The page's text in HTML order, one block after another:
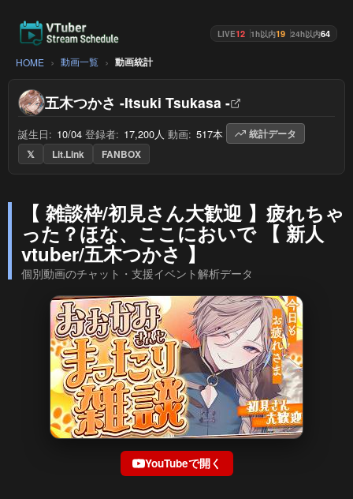
LIVE12 1h以内19 24h以内64
HOME 動画一覧 動画統計
五木つかさ -Itsuki Tsukasa -
誕生日: 10/04 登録者: 17,200人 動画: 517本
統計データ
𝕏
Lit.Link FANBOX
【 雑談枠/初見さん大歓迎 】疲れちゃ
った？ほな、ここにおいで 【 新人
vtuber/五木つかさ 】
個別動画のチャット・支援イベント解析データ
YouTubeで開く